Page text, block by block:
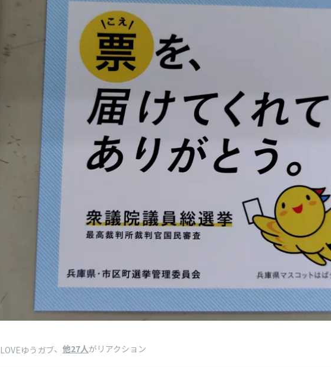
LOVEゆうガブ、 他27人がリアクション